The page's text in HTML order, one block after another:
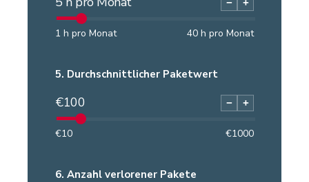
− +
1 h pro Monat 40 h pro Monat
5. Durchschnittlicher Paketwert
€100 − +
€10 €1000
6. Anzahl verlorener Pakete